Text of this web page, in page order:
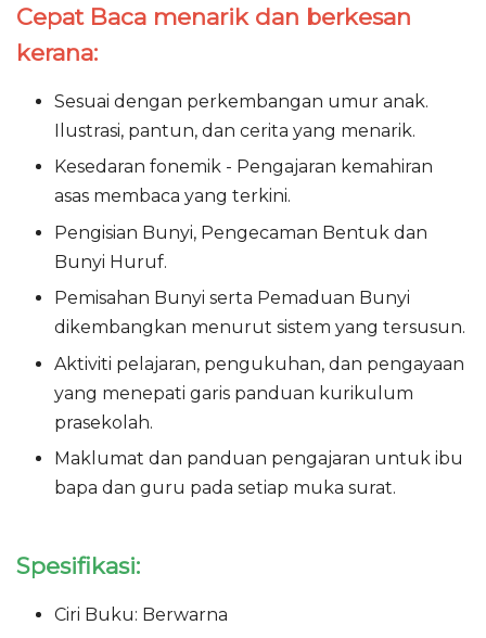
Cepat Baca menarik dan berkesan
kerana:
Sesuai dengan perkembangan umur anak.
Ilustrasi, pantun, dan cerita yang menarik.
Kesedaran fonemik - Pengajaran kemahiran
asas membaca yang terkini.
Pengisian Bunyi, Pengecaman Bentuk dan
Bunyi Huruf.
Pemisahan Bunyi serta Pemaduan Bunyi
dikembangkan menurut sistem yang tersusun.
Aktiviti pelajaran, pengukuhan, dan pengayaan
yang menepati garis panduan kurikulum
prasekolah.
Maklumat dan panduan pengajaran untuk ibu
bapa dan guru pada setiap muka surat.
Spesifikasi:
Ciri Buku: Berwarna